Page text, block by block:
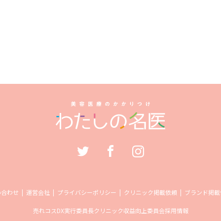
わせ 運営会社 プライバシーポリシー クリニック掲載依頼 ブランド掲
売れコスDX実行委員長クリニック収益向上委員会採用情報